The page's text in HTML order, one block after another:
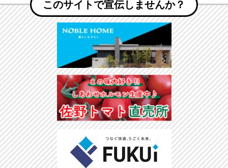
このサイトで宣伝しませんか？